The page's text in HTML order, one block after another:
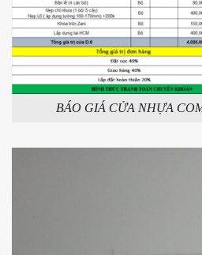
BÁO GIÁ CỬA NHỰA